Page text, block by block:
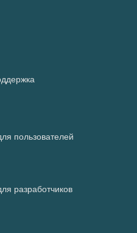
пользователей
разработчиков